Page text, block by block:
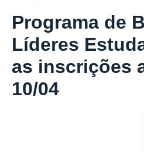
Programa de
Líderes
as inscrições
10/04